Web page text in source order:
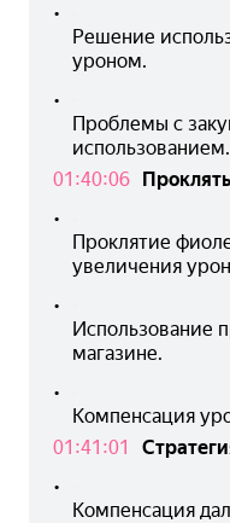
Решение
уроном.
Проблемы с
использованием.
01:40:06
Проклятие
увеличения
Использование
магазине.
Компенсация
01:41:01
Компенсация